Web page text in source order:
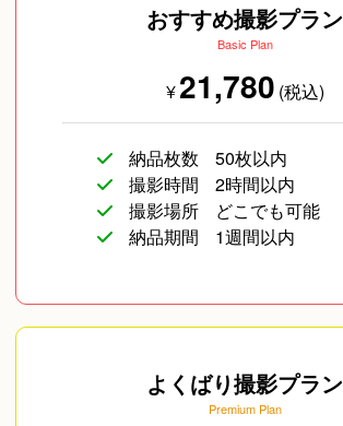
おすすめ撮影プラン
Basic Plan
¥21,780 (税込)
納品枚数
50枚以内
撮影時間
2時間以内
撮影場所
どこでも可能
納品期間
1週間以内
よくばり撮影プラン
Premium Plan